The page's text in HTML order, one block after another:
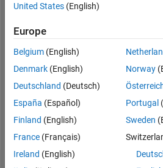
2022
Followers:
Following:
0
Follow
United States (English)
Europe
Belgium (English)
Denmark (English)
Deutschland (Deutsch)
España (Español)
Finland (English)
France (Français)
Ireland (English)
Norway
Portugal
Sweden